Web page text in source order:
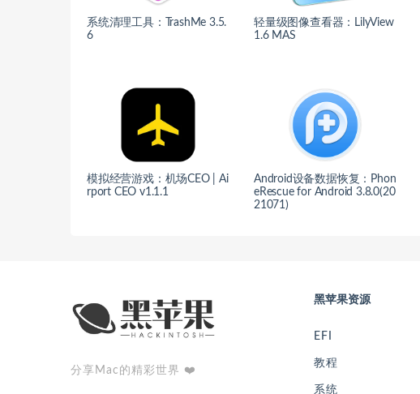
系统清理工具：TrashMe 3.5.
6
轻量级图像查看器：LilyView
1.6 MAS
模拟经营游戏：机场CEO | Ai
rport CEO v1.1.1
Android设备数据恢复：Phon
eRescue for Android 3.8.0(20
21071)
分享Mac的精彩世界 ❤️
黑苹果资源
EFI
教程
系统